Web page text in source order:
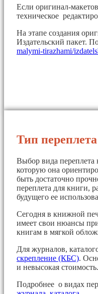
Если оригинал-
техническое
На этапе создания
Издательский пакет.
malymi-tirazhami/
Тип переплета
Выбор вида переплета
которую она
быть достаточно
переплета для книги,
будущего ее
Сегодня в книжной
имеет свои нюансы
книгам в мягкой
Для журналов,
скрепление (КБС).
и невысокая стоимость.
Подробнее о видах